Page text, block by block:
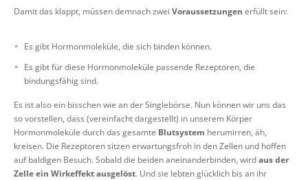
Damit das klappt, müssen demnach zwei Voraussetzungen erfüllt sein:
Es gibt Hormonmoleküle, die sich binden können.
Es gibt für diese Hormonmoleküle passende Rezeptoren, die
bindungsfähig sind.
Es ist also ein bisschen wie an der Singlebörse. Nun können wir uns das
so vorstellen, dass (vereinfacht dargestellt) in unserem Körper
Hormonmoleküle durch das gesamte Blutsystem herumirren, äh,
kreisen. Die Rezeptoren sitzen erwartungsfroh in den Zellen und hoffen
auf baldigen Besuch. Sobald die beiden aneinanderbinden, wirdaus der
Zelle ein Wirkeffektausgelöst. Und sie lebten glücklich bis an ihr